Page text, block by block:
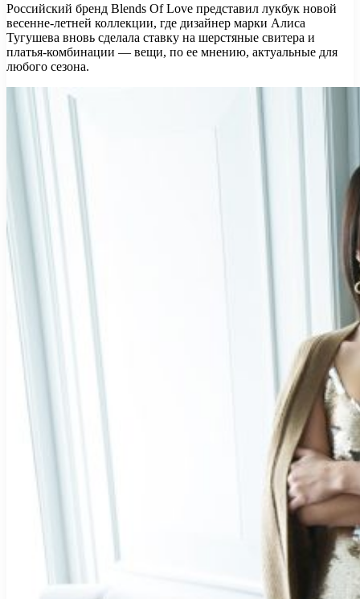
Российский бренд Blends Of Love представил лукбук новой
весенне-летней коллекции, где дизайнер марки Алиса
Тугушева вновь сделала ставку на шерстяные свитера и
платья-комбинации — вещи, по ее мнению, актуальные для
любого сезона.